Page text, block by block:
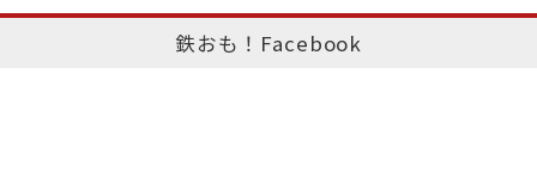
鉄おも！Facebook